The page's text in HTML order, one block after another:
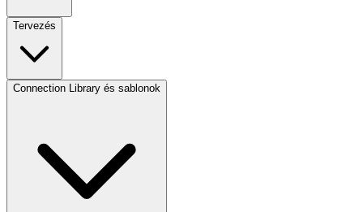
Tervezés
Connection Library és sablonok